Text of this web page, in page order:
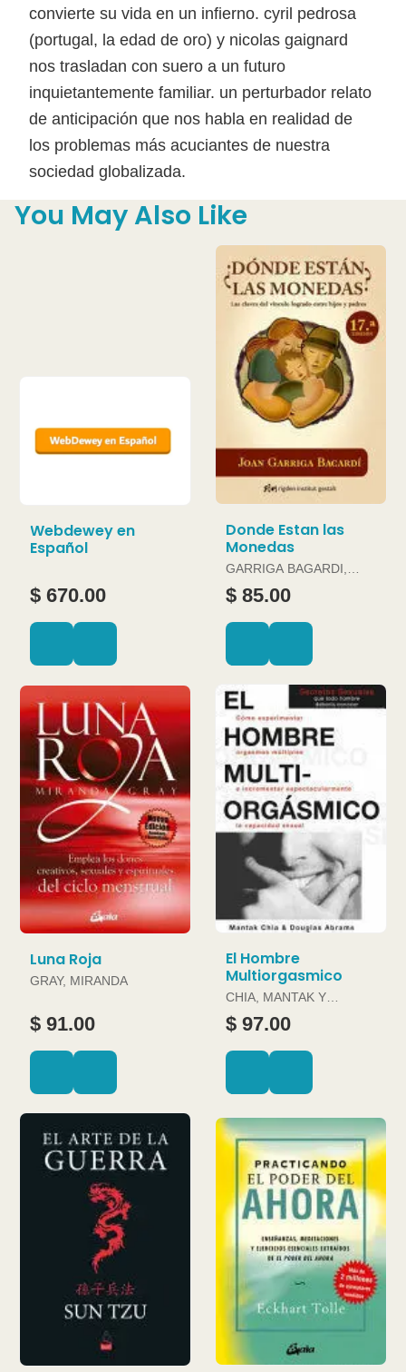
convierte su vida en un infierno. cyril pedrosa
(portugal, la edad de oro) y nicolas gaignard
nos trasladan con suero a un futuro
inquietantemente familiar. un perturbador relato
de anticipación que nos habla en realidad de
los problemas más acuciantes de nuestra
sociedad globalizada.
You May Also Like
Webdewey en
Español
$ 670.00
Donde Estan las
Monedas
GARRIGA BAGARDI,
JOAN
$ 85.00
Luna Roja
GRAY, MIRANDA
$ 91.00
El Hombre
Multiorgasmico
CHIA, MANTAK Y
DOUGLAS ABRAMS
$ 97.00